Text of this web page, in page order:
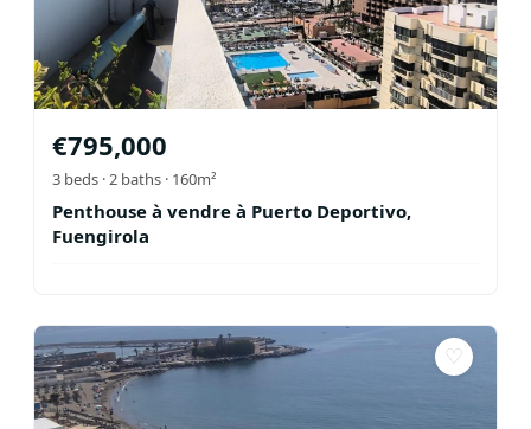
€795,000
3 beds ·2 baths · 160m²
Penthouse à vendre à Puerto Deportivo,
Fuengirola
♡